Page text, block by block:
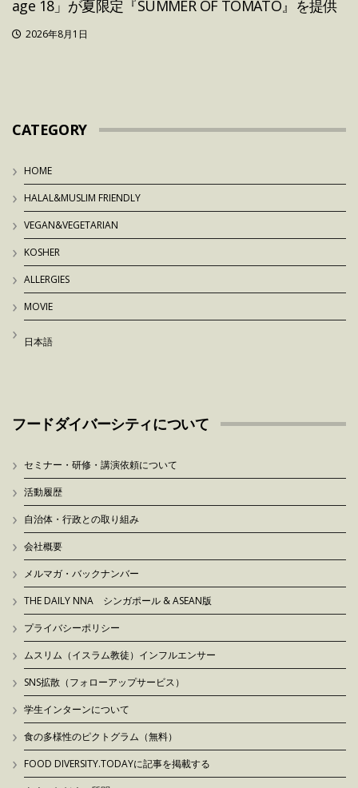
age 18」が夏限定『SUMMER OF TOMATO』を提供
2026年8月1日
CATEGORY
HOME
HALAL&MUSLIM FRIENDLY
VEGAN&VEGETARIAN
KOSHER
ALLERGIES
MOVIE
日本語
フードダイバーシティについて
セミナー・研修・講演依頼について
活動履歴
自治体・行政との取り組み
会社概要
メルマガ・バックナンバー
THE DAILY NNA シンガポール & ASEAN版
プライバシーポリシー
ムスリム（イスラム教徒）インフルエンサー
SNS拡散（フォローアップサービス）
学生インターンについて
食の多様性のピクトグラム（無料）
FOOD DIVERSITY.TODAYに記事を掲載する